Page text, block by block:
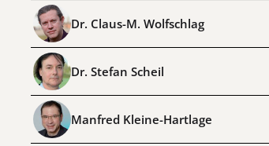
Dr. Claus-M. Wolfschlag
Dr. Stefan Scheil
Manfred Kleine-Hartlage